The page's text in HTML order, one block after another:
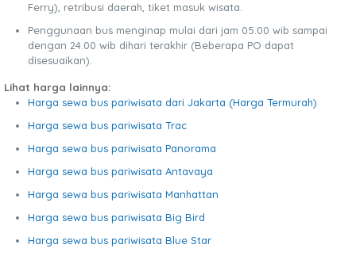
Ferry), retribusi daerah, tiket masuk wisata.
Penggunaan bus menginap mulai dari jam 05.00 wib sampai
dengan 24.00 wib dihari terakhir (Beberapa PO dapat
disesuaikan).
Lihat harga lainnya:
Harga sewa bus pariwisata dari Jakarta (Harga Termurah)
Harga sewa bus pariwisata Trac
Harga sewa bus pariwisata Panorama
Harga sewa bus pariwisata Antavaya
Harga sewa bus pariwisata Manhattan
Harga sewa bus pariwisata Big Bird
Harga sewa bus pariwisata Blue Star